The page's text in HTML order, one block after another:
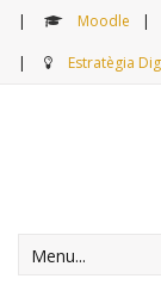
Moodle
Estratègia
Menu...